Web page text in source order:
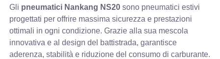
Gli pneumatici Nankang NS20 sono pneumatici estivi
progettati per offrire massima sicurezza e prestazioni
ottimali in ogni condizione. Grazie alla sua mescola
innovativa e al design del battistrada, garantisce
aderenza, stabilità e riduzione del consumo di carburante.